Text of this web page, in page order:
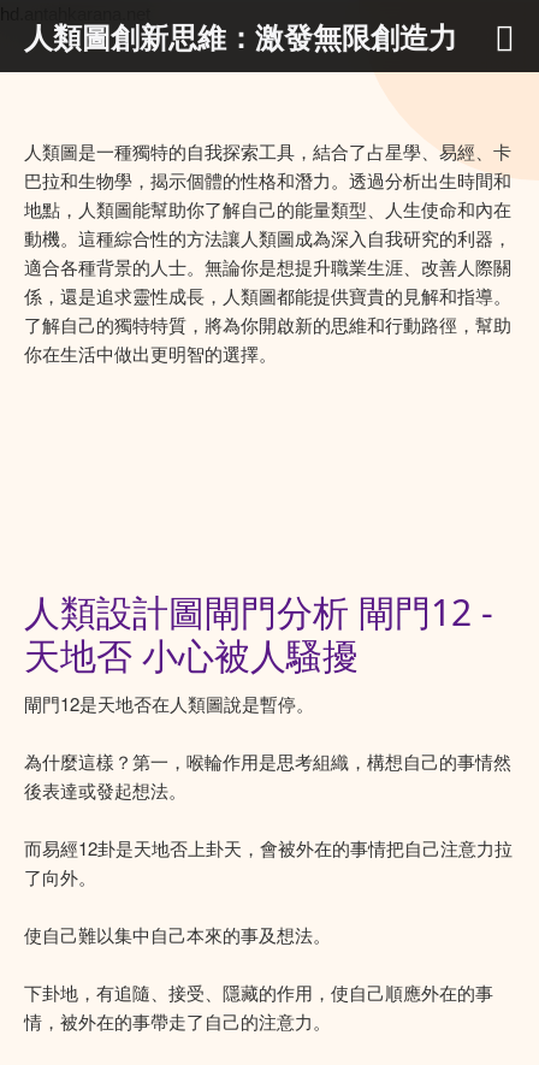
人類圖創新思維：激發無限創造力
人類圖是一種獨特的自我探索工具，結合了占星學、易經、卡
巴拉和生物學，揭示個體的性格和潛力。透過分析出生時間和
地點，人類圖能幫助你了解自己的能量類型、人生使命和內在
動機。這種綜合性的方法讓人類圖成為深入自我研究的利器，
適合各種背景的人士。無論你是想提升職業生涯、改善人際關
係，還是追求靈性成長，人類圖都能提供寶貴的見解和指導。
了解自己的獨特特質，將為你開啟新的思維和行動路徑，幫助
你在生活中做出更明智的選擇。
人類設計圖閘門分析 閘門12 -
天地否 小心被人騷擾
閘門12是天地否在人類圖說是暫停。
為什麼這樣？第一，喉輪作用是思考組織，構想自己的事情然
後表達或發起想法。
而易經12卦是天地否上卦天，會被外在的事情把自己注意力拉
了向外。
使自己難以集中自己本來的事及想法。
下卦地，有追隨、接受、隱藏的作用，使自己順應外在的事
情，被外在的事帶走了自己的注意力。